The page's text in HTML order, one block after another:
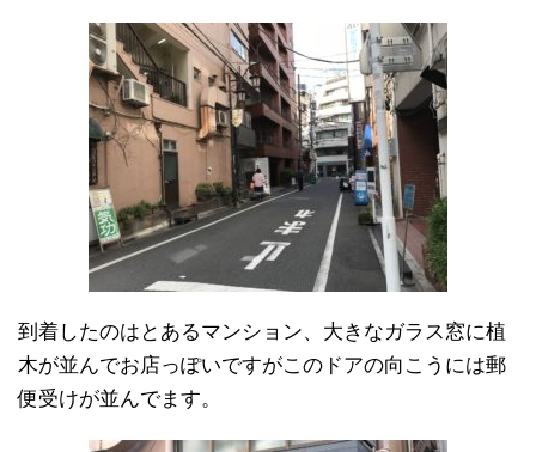
到着したのはとあるマンション、大きなガラス窓に植
木が並んでお店っぽいですがこのドアの向こうには郵
便受けが並んでます。